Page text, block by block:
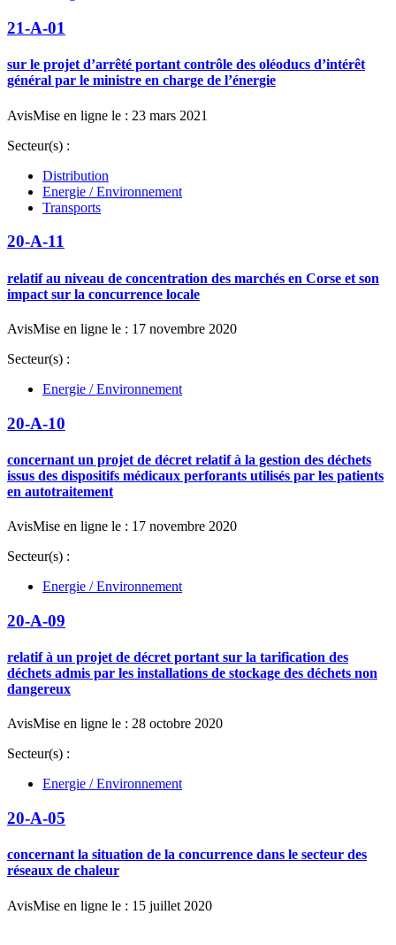
21-A-01
sur le projet d’arrêté portant contrôle des oléoducs d’intérêt
général par le ministre en charge de l’énergie
AvisMise en ligne le : 23 mars 2021
Secteur(s) :
Distribution
Energie / Environnement
Transports
20-A-11
relatif au niveau de concentration des marchés en Corse et son
impact sur la concurrence locale
AvisMise en ligne le : 17 novembre 2020
Secteur(s) :
Energie / Environnement
20-A-10
concernant un projet de décret relatif à la gestion des déchets
issus des dispositifs médicaux perforants utilisés par les patients
en autotraitement
AvisMise en ligne le : 17 novembre 2020
Secteur(s) :
Energie / Environnement
20-A-09
relatif à un projet de décret portant sur la tarification des
déchets admis par les installations de stockage des déchets non
dangereux
AvisMise en ligne le : 28 octobre 2020
Secteur(s) :
Energie / Environnement
20-A-05
concernant la situation de la concurrence dans le secteur des
réseaux de chaleur
AvisMise en ligne le : 15 juillet 2020